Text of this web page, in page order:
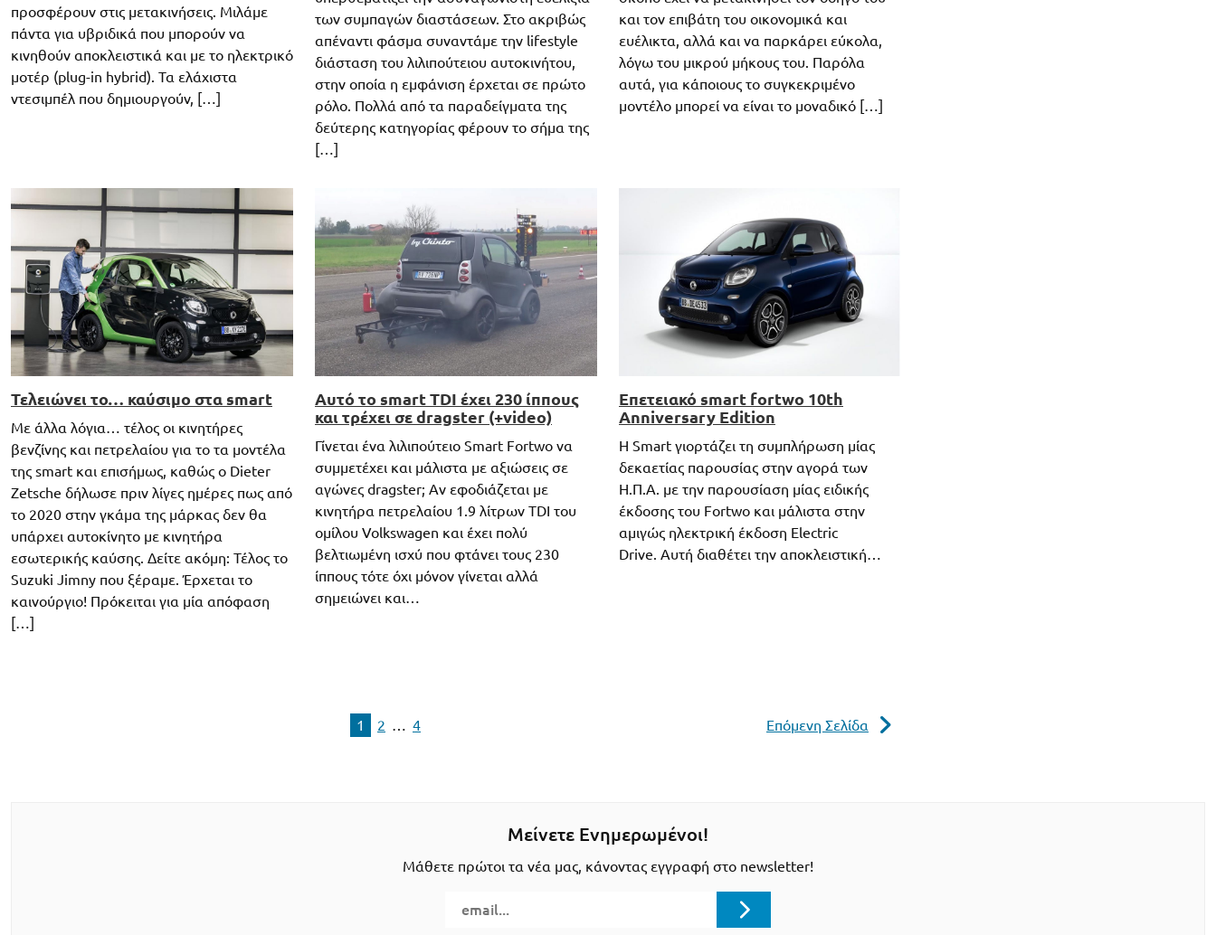
προσφέρουν στις μετακινήσεις. Μιλάμε
πάντα για υβριδικά που μπορούν να
κινηθούν αποκλειστικά και με το ηλεκτρικό
μοτέρ (plug-in hybrid). Τα ελάχιστα
ντεσιμπέλ που δημιουργούν, […]
των συμπαγών διαστάσεων. Στο ακριβώς
απέναντι φάσμα συναντάμε την lifestyle
διάσταση του λιλιπούτειου αυτοκινήτου,
στην οποία η εμφάνιση έρχεται σε πρώτο
ρόλο. Πολλά από τα παραδείγματα της
δεύτερης κατηγορίας φέρουν το σήμα της
[…]
και τον επιβάτη του οικονομικά και
ευέλικτα, αλλά και να παρκάρει εύκολα,
λόγω του μικρού μήκους του. Παρόλα
αυτά, για κάποιους το συγκεκριμένο
μοντέλο μπορεί να είναι το μοναδικό […]
Τελειώνει το… καύσιμο στα smart
Με άλλα λόγια… τέλος οι κινητήρες
βενζίνης και πετρελαίου για το τα μοντέλα
της smart και επισήμως, καθώς ο Dieter
Zetsche δήλωσε πριν λίγες ημέρες πως από
το 2020 στην γκάμα της μάρκας δεν θα
υπάρχει αυτοκίνητο με κινητήρα
εσωτερικής καύσης. Δείτε ακόμη: Τέλος το
Suzuki Jimny που ξέραμε. Έρχεται το
καινούργιο! Πρόκειται για μία απόφαση
[…]
Αυτό το smart TDI έχει 230 ίππους
και τρέχει σε dragster (+video)
Γίνεται ένα λιλιπούτειο Smart Fortwo να
συμμετέχει και μάλιστα με αξιώσεις σε
αγώνες dragster; Αν εφοδιάζεται με
κινητήρα πετρελαίου 1.9 λίτρων TDI του
ομίλου Volkswagen και έχει πολύ
βελτιωμένη ισχύ που φτάνει τους 230
ίππους τότε όχι μόνον γίνεται αλλά
σημειώνει και…
Επετειακό smart fortwo 10th
Anniversary Edition
H Smart γιορτάζει τη συμπλήρωση μίας
δεκαετίας παρουσίας στην αγορά των
Η.Π.Α. με την παρουσίαση μίας ειδικής
έκδοσης του Fortwo και μάλιστα στην
αμιγώς ηλεκτρική έκδοση Electric
Drive. Αυτή διαθέτει την αποκλειστική…
1 2 4 Επόμενη Σελίδα
Μείνετε Ενημερωμένοι!
Μάθετε πρώτοι τα νέα μας, κάνοντας εγγραφή στο newsletter!